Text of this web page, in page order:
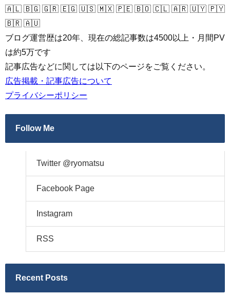
🇦🇱 🇧🇬 🇬🇷 🇪🇬 🇺🇸 🇲🇽 🇵🇪 🇧🇴 🇨🇱 🇦🇷 🇺🇾 🇵🇾
🇧🇷 🇦🇺
ブログ運営歴は20年、現在の総記事数は4500以上・月間PV
は約5万です
記事広告などに関しては以下のページをご覧ください。
広告掲載・記事広告について
プライバシーポリシー
Follow Me
Twitter @ryomatsu
Facebook Page
Instagram
RSS
Recent Posts